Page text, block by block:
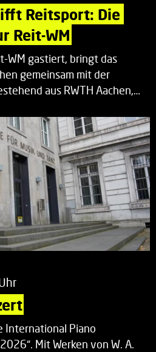
Reitsport: Die
Reit-WM
WM gastiert, bringt das
gemeinsam mit der
aus RWTH Aachen,…
International Piano
Mit Werken von W. A.